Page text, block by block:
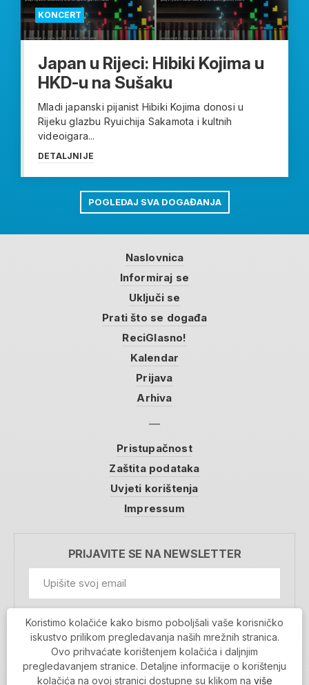
KONCERT
Japan u Rijeci: Hibiki Kojima u
HKD-u na Sušaku
Mladi japanski pijanist Hibiki Kojima donosi u
Rijeku glazbu Ryuichija Sakamota i kultnih
videoigara...
DETALJNIJE
POGLEDAJ SVA DOGAĐANJA
Naslovnica
Informiraj se
Uključi se
Prati što se događa
ReciGlasno!
Kalendar
Prijava
Arhiva
Pristupačnost
Zaštita podataka
Uvjeti korištenja
Impressum
PRIJAVITE SE NA NEWSLETTER
Prihvaćam da se moji podaci spremaju u bazu
podataka i koriste u svrhu slanja MojaRijeka
newslettera
MOJARIJEKA NEWSLETTER
Koristimo kolačiće kako bismo poboljšali vaše korisničko
iskustvo prilikom pregledavanja naših mrežnih stranica.
Ovo prihvaćate korištenjem kolačića i daljnjim
pregledavanjem stranice. Detaljne informacije o korištenju
kolačića na ovoj stranici dostupne su klikom na više